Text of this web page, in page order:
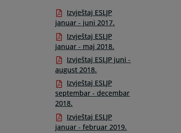
Izvještaj ESLJP
januar - juni 2017.
Izvještaj ESLJP
januar - maj 2018.
Izvještaj ESLJP juni -
august 2018.
Izvještaj ESLJP
septembar - decembar
2018.
Izvještaj ESLJP
januar - februar 2019.